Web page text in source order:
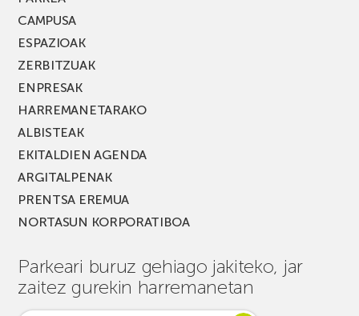
CAMPUSA
ESPAZIOAK
ZERBITZUAK
ENPRESAK
HARREMANETARAKO
ALBISTEAK
EKITALDIEN AGENDA
ARGITALPENAK
PRENTSA EREMUA
NORTASUN KORPORATIBOA
Parkeari buruz gehiago jakiteko, jar
zaitez gurekin harremanetan